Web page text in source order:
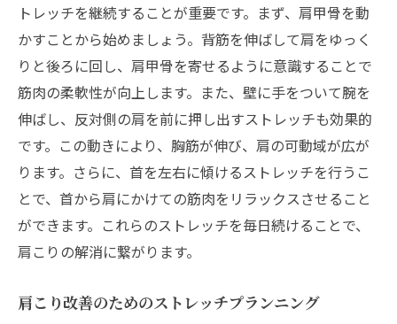
トレッチを継続することが重要です。まず、肩甲骨を動
かすことから始めましょう。背筋を伸ばして肩をゆっく
りと後ろに回し、肩甲骨を寄せるように意識することで
筋肉の柔軟性が向上します。また、壁に手をついて腕を
伸ばし、反対側の肩を前に押し出すストレッチも効果的
です。この動きにより、胸筋が伸び、肩の可動域が広が
ります。さらに、首を左右に傾けるストレッチを行うこ
とで、首から肩にかけての筋肉をリラックスさせること
ができます。これらのストレッチを毎日続けることで、
肩こりの解消に繋がります。
肩こり改善のためのストレッチプランニング